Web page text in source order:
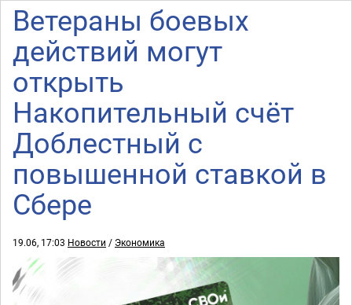
Ветераны боевых
действий могут
открыть
Накопительный счёт
Доблестный с
повышенной ставкой в
Сбере
19.06, 17:03 Новости / Экономика